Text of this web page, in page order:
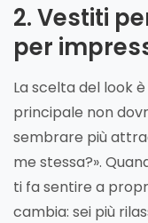
2. Vestiti
per
La scelta del look
principale non
sembrare più
me stessa?».
ti fa sentire a
cambia: sei più